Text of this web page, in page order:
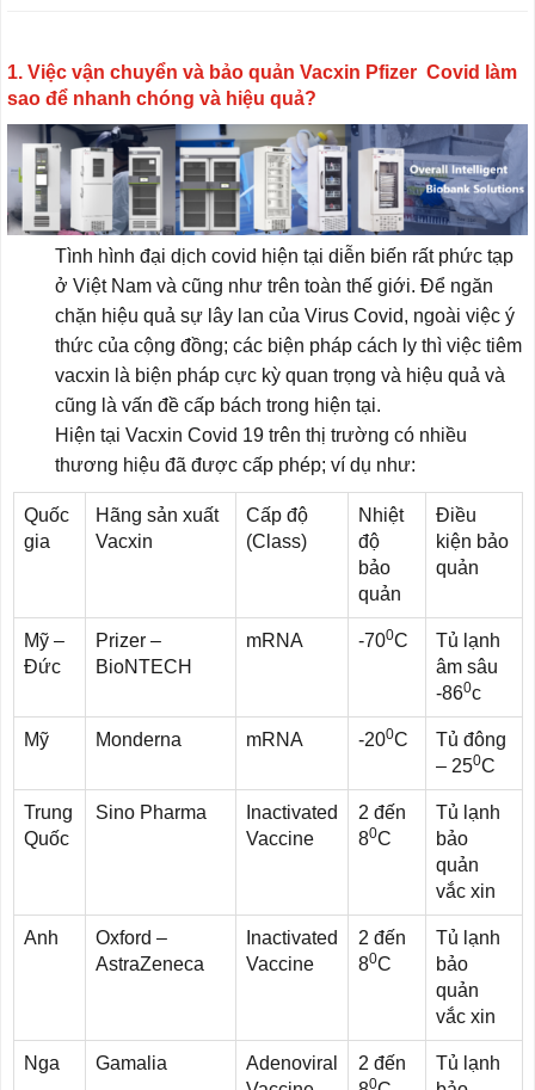
1. Việc vận chuyển và bảo quản Vacxin Pfizer Covid làm
sao để nhanh chóng và hiệu quả?
Tình hình đại dịch covid hiện tại diễn biến rất phức tạp
ở Việt Nam và cũng như trên toàn thế giới. Để ngăn
chặn hiệu quả sự lây lan của Virus Covid, ngoài việc ý
thức của cộng đồng; các biện pháp cách ly thì việc tiêm
vacxin là biện pháp cực kỳ quan trọng và hiệu quả và
cũng là vấn đề cấp bách trong hiện tại.
Hiện tại Vacxin Covid 19 trên thị trường có nhiều
thương hiệu đã được cấp phép; ví dụ như:
Quốc
gia
Hãng sản xuất
Vacxin
Cấp độ
(Class)
Nhiệt
độ
bảo
quản
Điều
kiện bảo
quản
Mỹ –
Đức
Prizer –
BioNTECH
mRNA -700C
Tủ lạnh
âm sâu
-860c
Mỹ Monderna mRNA -200C
Tủ đông
– 250C
Trung
Quốc
Sino Pharma
Inactivated
Vaccine
2 đến
80C
Tủ lạnh
bảo
quản
vắc xin
Anh
Oxford –
AstraZeneca
Inactivated
Vaccine
2 đến
80C
Tủ lạnh
bảo
quản
vắc xin
Nga Gamalia
Adenoviral
2 đến
0
Tủ lạnh